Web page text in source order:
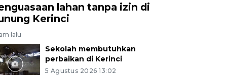
lahan tanpa izin di
Kerinci
lalu
Sekolah membutuhkan
perbaikan di Kerinci
5 Agustus 2026 13:02